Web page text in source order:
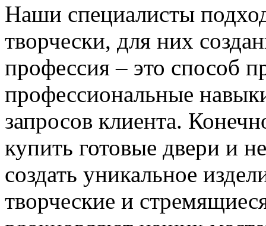
Наши специалисты
творчески, для них
профессия – это способ
профессиональные
запросов клиента.
купить готовые двери и
создать уникальное
творческие и